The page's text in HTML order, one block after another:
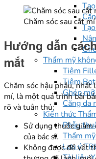
Thẩm mỹ
Tiêm
Tiêm
Ghép
Căng da
Kiến thức
Phẫu
Thẩm
Lưu ý
Chăm sóc sau cắt mí
Hướng dẫn
mắt
Chăm sóc hậu phẫu,
mí, là một quá trình bài
rõ và tuân thủ:
Sử dụng thuốc
của bác sĩ.
Không được để vết